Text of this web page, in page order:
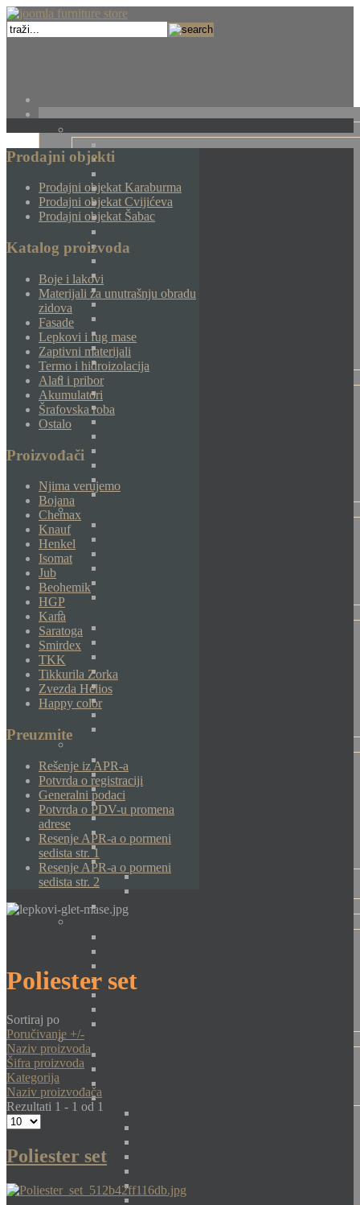
Prodajni objekti
Prodajni objekat Karaburma
Prodajni objekat Cvijićeva
Prodajni objekat Šabac
Katalog proizvoda
Boje i lakovi
Materijali za unutrašnju obradu
zidova
Fasade
Lepkovi i fug mase
Zaptivni materijali
Termo i hidroizolacija
Alati i pribor
Akumulatori
Šrafovska roba
Ostalo
Proizvođači
Njima verujemo
Bojana
Chemax
Knauf
Henkel
Isomat
Jub
Beohemik
HGP
Kana
Saratoga
Smirdex
TKK
Tikkurila Zorka
Zvezda Helios
Happy color
Preuzmite
Rešenje iz APR-a
Potvrda o registraciji
Generalni podaci
Potvrda o PDV-u promena
adrese
Resenje APR-a o pormeni
sedista str. 1
Resenje APR-a o pormeni
sedista str. 2
Poliester set
Sortiraj po
Poručivanje +/-
Naziv proizvoda
Šifra proizvoda
Kategorija
Naziv proizvođača
Rezultati 1 - 1 od 1
Poliester set